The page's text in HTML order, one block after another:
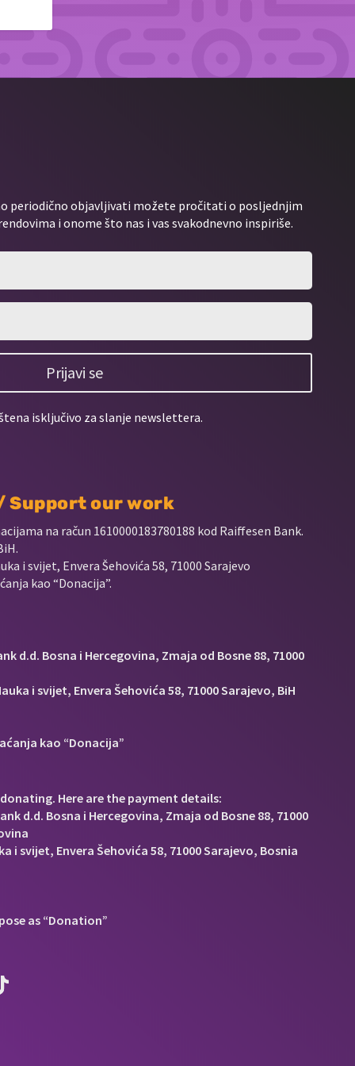
periodično objavljivati možete pročitati o posljednjim
i onome što nas i vas svakodnevno inspiriše.
Prijavi se
isključivo za slanje newslettera.
Support our work
na račun 1610000183780188 kod Raiffesen Bank.
i svijet, Envera Šehovića 58, 71000 Sarajevo
kao “Donacija”.
d.d. Bosna i Hercegovina, Zmaja od Bosne 88, 71000
i svijet, Envera Šehovića 58, 71000 Sarajevo, BiH
kao “Donacija”
Here are the payment details:
d.d. Bosna i Hercegovina, Zmaja od Bosne 88, 71000
i svijet, Envera Šehovića 58, 71000 Sarajevo, Bosnia
as “Donation”